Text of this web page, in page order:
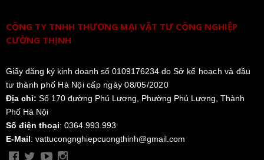
CÔNG TY TNHH THƯƠNG MẠI VẬT TƯ CÔNG NGHIỆP
CƯỜNG THỊNH
Giấy đăng ký kinh doanh số 0109176234 do Sở kế hoạch và đầu
tư thành phố Hà Nội cấp ngày 08/05/2020
Địa chỉ: Số 170 đường Phú Lương, Phường Phú Lương, Thành
Phố Hà Nội
Số điện thoại: 0364.993.993
E-Mail: vattucongnghiepcuongthinh@gmail.com